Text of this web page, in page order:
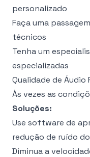
personalizado
Faça uma
técnicos
Tenha um
especializadas
Qualidade de Áudio
Às vezes as
Soluções:
Use software de
redução de ruído
Diminua a